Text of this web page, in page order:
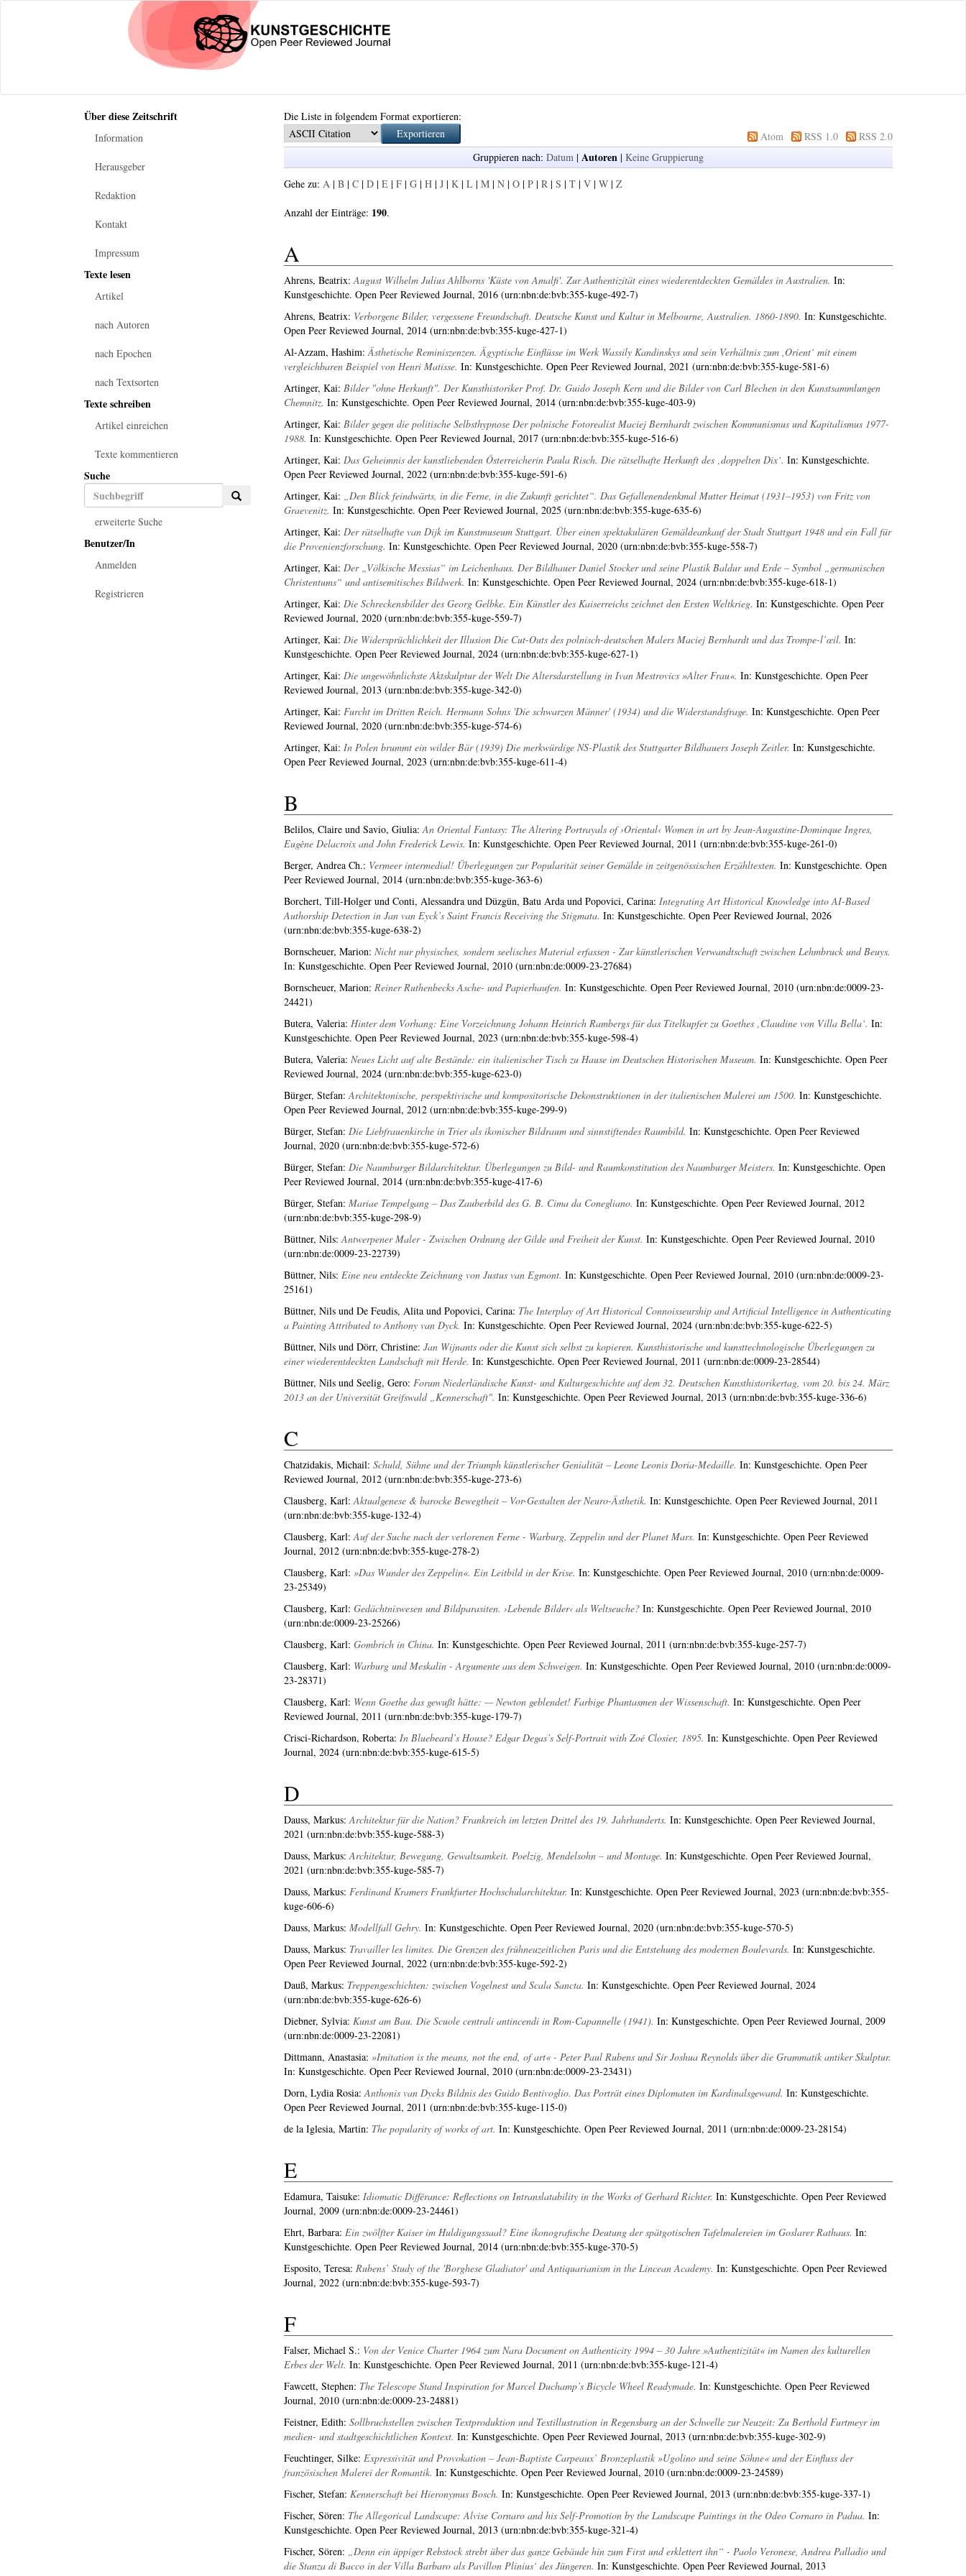
Über diese Zeitschrift
Information
Herausgeber
Redaktion
Kontakt
Impressum
Texte lesen
Artikel
nach Autoren
nach Epochen
nach Textsorten
Texte schreiben
Artikel einreichen
Texte kommentieren
Suche
erweiterte Suche
Benutzer/In
Anmelden
Registrieren
Die Liste in folgendem Format exportieren:
Atom
RSS 1.0
RSS 2.0
Gruppieren nach: Datum| Autoren| Keine Gruppierung
Gehe zu: A| B| C| D| E| F| G| H| J| K| L| M| N| O| P| R| S | T| V| W| Z
Anzahl der Einträge: 190.
A
Ahrens, Beatrix:August Wilhelm Julius Ahlborns 'Küste von Amalfi'. Zur Authentizität eines wiederentdeckten Gemäldes in Australien. In:
Kunstgeschichte. Open Peer Reviewed Journal, 2016 (urn:nbn:de:bvb:355-kuge-492-7)
Ahrens, Beatrix: Verborgene Bilder, vergessene Freundschaft. Deutsche Kunst und Kultur in Melbourne, Australien. 1860-1890. In: Kunstgeschichte.
Open Peer Reviewed Journal, 2014 (urn:nbn:de:bvb:355-kuge-427-1)
Al-Azzam, Hashim:Ästhetische Reminiszenzen. Ägyptische Einflüsse im Werk Wassily Kandinskys und sein Verhältnis zum ,Orient‘ mit einem
vergleichbaren Beispiel von Henri Matisse. In: Kunstgeschichte. Open Peer Reviewed Journal, 2021 (urn:nbn:de:bvb:355-kuge-581-6)
Artinger, Kai: Bilder "ohne Herkunft". Der Kunsthistoriker Prof. Dr. Guido Joseph Kern und die Bilder von Carl Blechen in den Kunstsammlungen
Chemnitz. In: Kunstgeschichte. Open Peer Reviewed Journal, 2014 (urn:nbn:de:bvb:355-kuge-403-9)
Artinger, Kai: Bilder gegen die politische Selbsthypnose Der polnische Fotorealist Maciej Bernhardt zwischen Kommunismus und Kapitalismus 1977-
1988. In: Kunstgeschichte. Open Peer Reviewed Journal, 2017 (urn:nbn:de:bvb:355-kuge-516-6)
Artinger, Kai: Das Geheimnis der kunstliebenden Österreicherin Paula Risch. Die rätselhafte Herkunft des ‚doppelten Dix‘. In: Kunstgeschichte.
Open Peer Reviewed Journal, 2022 (urn:nbn:de:bvb:355-kuge-591-6)
Artinger, Kai: „Den Blick feindwärts, in die Ferne, in die Zukunft gerichtet“. Das Gefallenendenkmal Mutter Heimat (1931–1953) von Fritz von
Graevenitz. In: Kunstgeschichte. Open Peer Reviewed Journal, 2025 (urn:nbn:de:bvb:355-kuge-635-6)
Artinger, Kai: Der rätselhafte van Dijk im Kunstmuseum Stuttgart. Über einen spektakulären Gemäldeankauf der Stadt Stuttgart 1948 und ein Fall für
die Provenienzforschung. In: Kunstgeschichte. Open Peer Reviewed Journal, 2020 (urn:nbn:de:bvb:355-kuge-558-7)
Artinger, Kai: Der „Völkische Messias“ im Leichenhaus. Der Bildhauer Daniel Stocker und seine Plastik Baldur und Erde – Symbol „germanischen
Christentums“ und antisemitisches Bildwerk. In: Kunstgeschichte. Open Peer Reviewed Journal, 2024 (urn:nbn:de:bvb:355-kuge-618-1)
Artinger, Kai: Die Schreckensbilder des Georg Gelbke. Ein Künstler des Kaiserreichs zeichnet den Ersten Weltkrieg. In: Kunstgeschichte. Open Peer
Reviewed Journal, 2020 (urn:nbn:de:bvb:355-kuge-559-7)
Artinger, Kai: Die Widersprüchlichkeit der Illusion Die Cut-Outs des polnisch-deutschen Malers Maciej Bernhardt und das Trompe-l’œil. In:
Kunstgeschichte. Open Peer Reviewed Journal, 2024 (urn:nbn:de:bvb:355-kuge-627-1)
Artinger, Kai: Die ungewöhnlichste Aktskulptur der Welt Die Altersdarstellung in Ivan Mestrovics »Alter Frau«. In: Kunstgeschichte. Open Peer
Reviewed Journal, 2013 (urn:nbn:de:bvb:355-kuge-342-0)
Artinger, Kai: Furcht im Dritten Reich. Hermann Sohns 'Die schwarzen Männer' (1934) und die Widerstandsfrage. In: Kunstgeschichte. Open Peer
Reviewed Journal, 2020 (urn:nbn:de:bvb:355-kuge-574-6)
Artinger, Kai: In Polen brummt ein wilder Bär (1939) Die merkwürdige NS-Plastik des Stuttgarter Bildhauers Joseph Zeitler. In: Kunstgeschichte.
Open Peer Reviewed Journal, 2023 (urn:nbn:de:bvb:355-kuge-611-4)
B
Belilos, Claireund Savio, Giulia:An Oriental Fantasy: The Altering Portrayals of ›Oriental‹ Women in art by Jean-Augustine-Dominque Ingres,
Eugène Delacroix and John Frederick Lewis. In: Kunstgeschichte. Open Peer Reviewed Journal, 2011 (urn:nbn:de:bvb:355-kuge-261-0)
Berger, Andrea Ch.: Vermeer intermedial! Überlegungen zur Popularität seiner Gemälde in zeitgenössischen Erzähltexten. In: Kunstgeschichte. Open
Peer Reviewed Journal, 2014 (urn:nbn:de:bvb:355-kuge-363-6)
Borchert, Till-Holgerund Conti, Alessandraund Düzgün, Batu Ardaund Popovici, Carina: Integrating Art Historical Knowledge into AI-Based
Authorship Detection in Jan van Eyck’s Saint Francis Receiving the Stigmata. In: Kunstgeschichte. Open Peer Reviewed Journal, 2026
(urn:nbn:de:bvb:355-kuge-638-2)
Bornscheuer, Marion: Nicht nur physisches, sondern seelisches Material erfassen - Zur künstlerischen Verwandtschaft zwischen Lehmbruck und Beuys.
In: Kunstgeschichte. Open Peer Reviewed Journal, 2010 (urn:nbn:de:0009-23-27684)
Bornscheuer, Marion: Reiner Ruthenbecks Asche- und Papierhaufen. In: Kunstgeschichte. Open Peer Reviewed Journal, 2010 (urn:nbn:de:0009-23-
24421)
Butera, Valeria: Hinter dem Vorhang: Eine Vorzeichnung Johann Heinrich Rambergs für das Titelkupfer zu Goethes ‚Claudine von Villa Bella‘. In:
Kunstgeschichte. Open Peer Reviewed Journal, 2023 (urn:nbn:de:bvb:355-kuge-598-4)
Butera, Valeria: Neues Licht auf alte Bestände: ein italienischer Tisch zu Hause im Deutschen Historischen Museum. In: Kunstgeschichte. Open Peer
Reviewed Journal, 2024 (urn:nbn:de:bvb:355-kuge-623-0)
Bürger, Stefan:Architektonische, perspektivische und kompositorische Dekonstruktionen in der italienischen Malerei um 1500. In: Kunstgeschichte.
Open Peer Reviewed Journal, 2012 (urn:nbn:de:bvb:355-kuge-299-9)
Bürger, Stefan: Die Liebfrauenkirche in Trier als ikonischer Bildraum und sinnstiftendes Raumbild. In: Kunstgeschichte. Open Peer Reviewed
Journal, 2020 (urn:nbn:de:bvb:355-kuge-572-6)
Bürger, Stefan: Die Naumburger Bildarchitektur. Überlegungen zu Bild- und Raumkonstitution des Naumburger Meisters. In: Kunstgeschichte. Open
Peer Reviewed Journal, 2014 (urn:nbn:de:bvb:355-kuge-417-6)
Bürger, Stefan: Mariae Tempelgang – Das Zauberbild des G. B. Cima da Conegliano. In: Kunstgeschichte. Open Peer Reviewed Journal, 2012
(urn:nbn:de:bvb:355-kuge-298-9)
Büttner, Nils:Antwerpener Maler - Zwischen Ordnung der Gilde und Freiheit der Kunst. In: Kunstgeschichte. Open Peer Reviewed Journal, 2010
(urn:nbn:de:0009-23-22739)
Büttner, Nils: Eine neu entdeckte Zeichnung von Justus van Egmont. In: Kunstgeschichte. Open Peer Reviewed Journal, 2010 (urn:nbn:de:0009-23-
25161)
Büttner, Nilsund De Feudis, Alitaund Popovici, Carina: The Interplay of Art Historical Connoisseurship and Artificial Intelligence in Authenticating
a Painting Attributed to Anthony van Dyck. In: Kunstgeschichte. Open Peer Reviewed Journal, 2024 (urn:nbn:de:bvb:355-kuge-622-5)
Büttner, Nilsund Dörr, Christine: Jan Wijnants oder die Kunst sich selbst zu kopieren. Kunsthistorische und kunsttechnologische Überlegungen zu
einer wiederentdeckten Landschaft mit Herde. In: Kunstgeschichte. Open Peer Reviewed Journal, 2011 (urn:nbn:de:0009-23-28544)
Büttner, Nilsund Seelig, Gero: Forum Niederländische Kunst- und Kulturgeschichte auf dem 32. Deutschen Kunsthistorikertag, vom 20. bis 24. März
2013 an der Universität Greifswald „Kennerschaft". In: Kunstgeschichte. Open Peer Reviewed Journal, 2013 (urn:nbn:de:bvb:355-kuge-336-6)
C
Chatzidakis, Michail: Schuld, Sühne und der Triumph künstlerischer Genialität – Leone Leonis Doria-Medaille. In: Kunstgeschichte. Open Peer
Reviewed Journal, 2012 (urn:nbn:de:bvb:355-kuge-273-6)
Clausberg, Karl:Aktualgenese & barocke Bewegtheit – Vor-Gestalten der Neuro-Ästhetik. In: Kunstgeschichte. Open Peer Reviewed Journal, 2011
(urn:nbn:de:bvb:355-kuge-132-4)
Clausberg, Karl:Auf der Suche nach der verlorenen Ferne - Warburg, Zeppelin und der Planet Mars. In: Kunstgeschichte. Open Peer Reviewed
Journal, 2012 (urn:nbn:de:bvb:355-kuge-278-2)
Clausberg, Karl: »Das Wunder des Zeppelin«. Ein Leitbild in der Krise. In: Kunstgeschichte. Open Peer Reviewed Journal, 2010 (urn:nbn:de:0009-
23-25349)
Clausberg, Karl: Gedächtniswesen und Bildparasiten. ›Lebende Bilder‹ als Weltseuche?In: Kunstgeschichte. Open Peer Reviewed Journal, 2010
(urn:nbn:de:0009-23-25266)
Clausberg, Karl: Gombrich in China. In: Kunstgeschichte. Open Peer Reviewed Journal, 2011 (urn:nbn:de:bvb:355-kuge-257-7)
Clausberg, Karl: Warburg und Meskalin - Argumente aus dem Schweigen. In: Kunstgeschichte. Open Peer Reviewed Journal, 2010 (urn:nbn:de:0009-
23-28371)
Clausberg, Karl: Wenn Goethe das gewußt hätte: — Newton geblendet! Farbige Phantasmen der Wissenschaft. In: Kunstgeschichte. Open Peer
Reviewed Journal, 2011 (urn:nbn:de:bvb:355-kuge-179-7)
Crisci-Richardson, Roberta: In Bluebeard’s House? Edgar Degas’s Self-Portrait with Zoé Closier, 1895. In: Kunstgeschichte. Open Peer Reviewed
Journal, 2024 (urn:nbn:de:bvb:355-kuge-615-5)
D
Dauss, Markus:Architektur für die Nation? Frankreich im letzten Drittel des 19. Jahrhunderts. In: Kunstgeschichte. Open Peer Reviewed Journal,
2021 (urn:nbn:de:bvb:355-kuge-588-3)
Dauss, Markus:Architektur, Bewegung, Gewaltsamkeit. Poelzig, Mendelsohn – und Montage. In: Kunstgeschichte. Open Peer Reviewed Journal,
2021 (urn:nbn:de:bvb:355-kuge-585-7)
Dauss, Markus: Ferdinand Kramers Frankfurter Hochschularchitektur. In: Kunstgeschichte. Open Peer Reviewed Journal, 2023 (urn:nbn:de:bvb:355-
kuge-606-6)
Dauss, Markus: Modellfall Gehry. In: Kunstgeschichte. Open Peer Reviewed Journal, 2020 (urn:nbn:de:bvb:355-kuge-570-5)
Dauss, Markus: Travailler les limites. Die Grenzen des frühneuzeitlichen Paris und die Entstehung des modernen Boulevards. In: Kunstgeschichte.
Open Peer Reviewed Journal, 2022 (urn:nbn:de:bvb:355-kuge-592-2)
Dauß, Markus: Treppengeschichten: zwischen Vogelnest und Scala Sancta. In: Kunstgeschichte. Open Peer Reviewed Journal, 2024
(urn:nbn:de:bvb:355-kuge-626-6)
Diebner, Sylvia: Kunst am Bau. Die Scuole centrali antincendi in Rom-Capannelle (1941). In: Kunstgeschichte. Open Peer Reviewed Journal, 2009
(urn:nbn:de:0009-23-22081)
Dittmann, Anastasia: »Imitation is the means, not the end, of art« - Peter Paul Rubens und Sir Joshua Reynolds über die Grammatik antiker Skulptur.
In: Kunstgeschichte. Open Peer Reviewed Journal, 2010 (urn:nbn:de:0009-23-23431)
Dorn, Lydia Rosia:Anthonis van Dycks Bildnis des Guido Bentivoglio. Das Porträt eines Diplomaten im Kardinalsgewand. In: Kunstgeschichte.
Open Peer Reviewed Journal, 2011 (urn:nbn:de:bvb:355-kuge-115-0)
de la Iglesia, Martin: The popularity of works of art. In: Kunstgeschichte. Open Peer Reviewed Journal, 2011 (urn:nbn:de:0009-23-28154)
E
Edamura, Taisuke: Idiomatic Différance: Reflections on Intranslatability in the Works of Gerhard Richter. In: Kunstgeschichte. Open Peer Reviewed
Journal, 2009 (urn:nbn:de:0009-23-24461)
Ehrt, Barbara: Ein zwölfter Kaiser im Huldigungssaal? Eine ikonografische Deutung der spätgotischen Tafelmalereien im Goslarer Rathaus. In:
Kunstgeschichte. Open Peer Reviewed Journal, 2014 (urn:nbn:de:bvb:355-kuge-370-5)
Esposito, Teresa: Rubens’ Study of the 'Borghese Gladiator' and Antiquarianism in the Lincean Academy. In: Kunstgeschichte. Open Peer Reviewed
Journal, 2022 (urn:nbn:de:bvb:355-kuge-593-7)
F
Falser, Michael S.: Von der Venice Charter 1964 zum Nara Document on Authenticity 1994 – 30 Jahre »Authentizität« im Namen des kulturellen
Erbes der Welt. In: Kunstgeschichte. Open Peer Reviewed Journal, 2011 (urn:nbn:de:bvb:355-kuge-121-4)
Fawcett, Stephen: The Telescope Stand Inspiration for Marcel Duchamp’s Bicycle Wheel Readymade. In: Kunstgeschichte. Open Peer Reviewed
Journal, 2010 (urn:nbn:de:0009-23-24881)
Feistner, Edith: Sollbruchstellen zwischen Textproduktion und Textillustration in Regensburg an der Schwelle zur Neuzeit: Zu Berthold Furtmeyr im
medien- und stadtgeschichtlichen Kontext. In: Kunstgeschichte. Open Peer Reviewed Journal, 2013 (urn:nbn:de:bvb:355-kuge-302-9)
Feuchtinger, Silke: Expressivität und Provokation – Jean-Baptiste Carpeaux’ Bronzeplastik »Ugolino und seine Söhne« und der Einfluss der
französischen Malerei der Romantik. In: Kunstgeschichte. Open Peer Reviewed Journal, 2010 (urn:nbn:de:0009-23-24589)
Fischer, Stefan: Kennerschaft bei Hieronymus Bosch. In: Kunstgeschichte. Open Peer Reviewed Journal, 2013 (urn:nbn:de:bvb:355-kuge-337-1)
Fischer, Sören: The Allegorical Landscape: Alvise Cornaro and his Self-Promotion by the Landscape Paintings in the Odeo Cornaro in Padua. In:
Kunstgeschichte. Open Peer Reviewed Journal, 2013 (urn:nbn:de:bvb:355-kuge-321-4)
Fischer, Sören: „Denn ein üppiger Rebstock strebt über das ganze Gebäude hin zum First und erklettert ihn“ - Paolo Veronese, Andrea Palladio und
die Stanza di Bacco in der Villa Barbaro als Pavillon Plinius‘ des Jüngeren. In: Kunstgeschichte. Open Peer Reviewed Journal, 2013